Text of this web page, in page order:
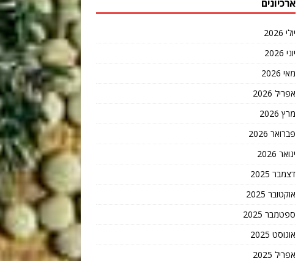
ארכיונים
יולי 2026
יוני 2026
מאי 2026
אפריל 2026
מרץ 2026
פברואר 2026
ינואר 2026
דצמבר 2025
אוקטובר 2025
ספטמבר 2025
אוגוסט 2025
אפריל 2025